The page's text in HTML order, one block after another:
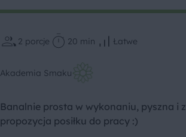
2 porcje 20 min Łatwe
Akademia Smaku
Banalnie prosta w wykonaniu, pyszna i
propozycja posiłku do pracy :)